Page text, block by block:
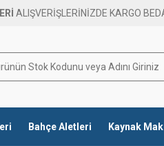
ALIŞVERİŞLERİNİZDE KARGO
Bahçe Aletleri Kaynak